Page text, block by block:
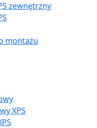
zewnętrzny
montażu
XPS